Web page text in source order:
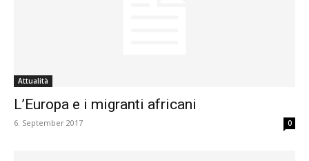
Attualità
L’Europa e i migranti africani
6. September 2017 0